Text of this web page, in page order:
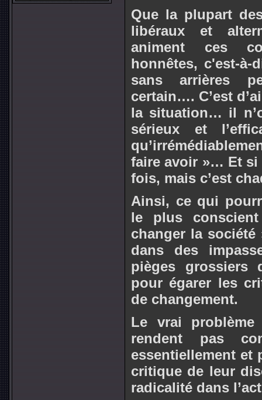
Que la plupart
libéraux et
animent ces
honnêtes, c'est-
sans arrières
certain…. C’est
la situation… il
sérieux et
faire avoir »… Et si
fois, mais c’est
Ainsi, ce qui
le plus
changer la société
dans des
pièges grossiers
pour égarer les
de changement.
Le vrai
rendent pas
essentiellement et
critique de leur
radicalité dans